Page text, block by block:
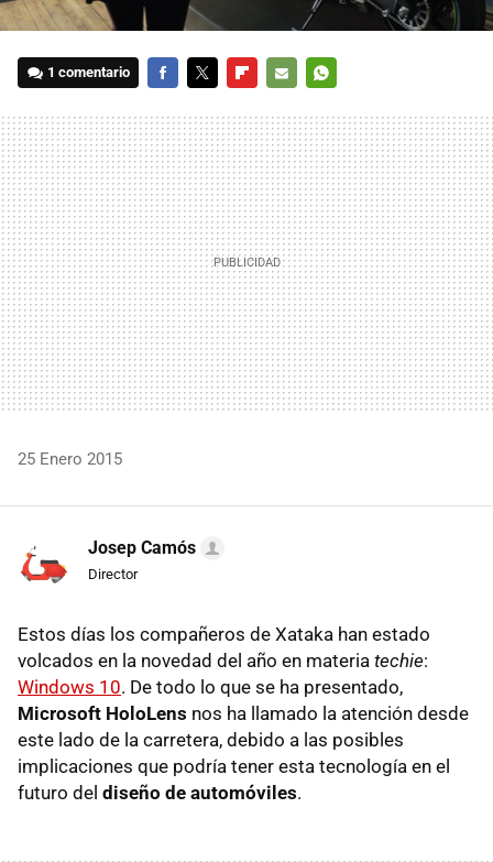
1 comentario
MAIL
25 Enero 2015
Josep Camós
Director
Estos días los compañeros de Xataka han estado
volcados en la novedad del año en materia techie:
Windows 10. De todo lo que se ha presentado,
Microsoft HoloLens nos ha llamado la atención desde
este lado de la carretera, debido a las posibles
implicaciones que podría tener esta tecnología en el
futuro del diseño de automóviles.